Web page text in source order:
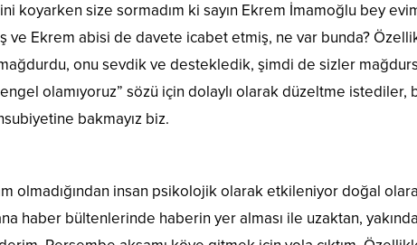
koyarken size sormadım ki sayın Ekrem İmamoğlu bey
ve Ekrem abisi de davete icabet etmiş, ne var bunda?
onu sevdik ve destekledik, şimdi de sizler
olamıyoruz” sözü için dolaylı olarak düzeltme
bakmayız biz.
olmadığından insan psikolojik olarak etkileniyor doğal
haber bültenlerinde haberin yer alması ile uzaktan,